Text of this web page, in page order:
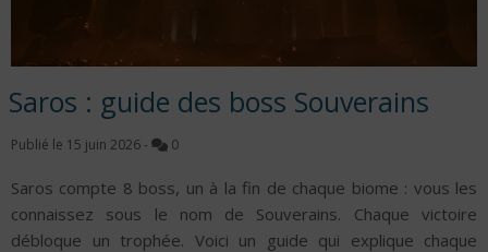
Saros : guide des boss Souverains
Publié le 15 juin 2026 - 0
Saros compte 8 boss, un à la fin de chaque biome : vous les
connaissez sous le nom de Souverains. Chaque victoire
débloque un trophée. Voici un guide qui explique chaque